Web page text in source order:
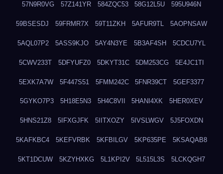
57N9R0VG 57Z141YR 584ZQC53 58G12L5U 595U946N
59BSESDJ 59FRMR7X 59T11ZKH 5AFUR9TL 5AOPNSAW
5AQL07P2 5ASS9KJO 5AY4N3YE 5B3AF4SH 5CDCU7YL
5CWV233T 5DFYUFZ0 5DKYT31C 5DM253CG 5E4JC1TI
5EXK7A7W 5F447S51 5FMM242C 5FNR39CT 5GEF3377
5GYKO7P3 5H18E5N3 5H4C8VII 5HANI4XK 5HER0XEV
5HNS21Z8 5IFXGJFK 5IITXOZY 5IVSLWGV 5J5FOXDN
5KAFKBC4 5KEFVRBK 5KFBILGV 5KP635PE 5KSAQAB8
5KT1DCUW 5KZYHXKG 5L1KPI2V 5L515L3S 5LCKQGH7